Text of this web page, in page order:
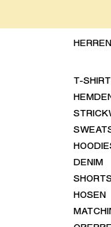
HERREN
T-
DENIM
HOSEN